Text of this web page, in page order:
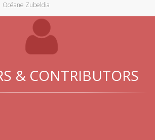
Océane Zubeldia
& CONTRIBUTORS